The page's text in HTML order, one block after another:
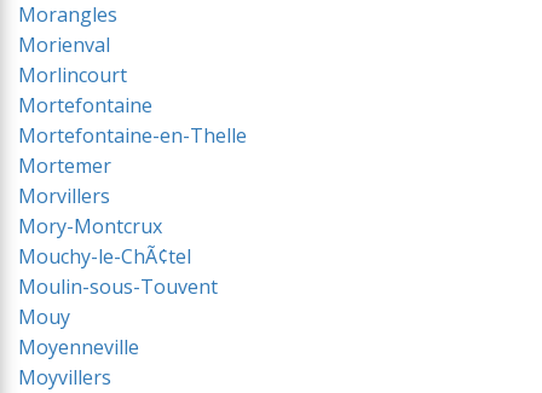
Morangles
Morienval
Morlincourt
Mortefontaine
Mortefontaine-en-Thelle
Mortemer
Morvillers
Mory-Montcrux
Mouchy-le-ChÃ¢tel
Moulin-sous-Touvent
Mouy
Moyenneville
Moyvillers